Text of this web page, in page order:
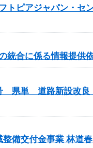
トピアジャパン・
統合に係る情報提供
県単 道路新設改良
整備交付金事業 林道